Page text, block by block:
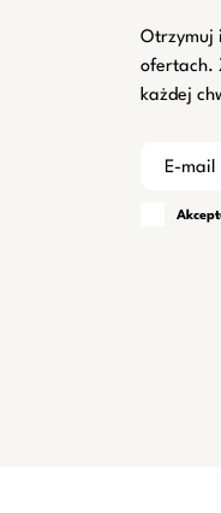
Otrzymuj
ofertach.
każdej